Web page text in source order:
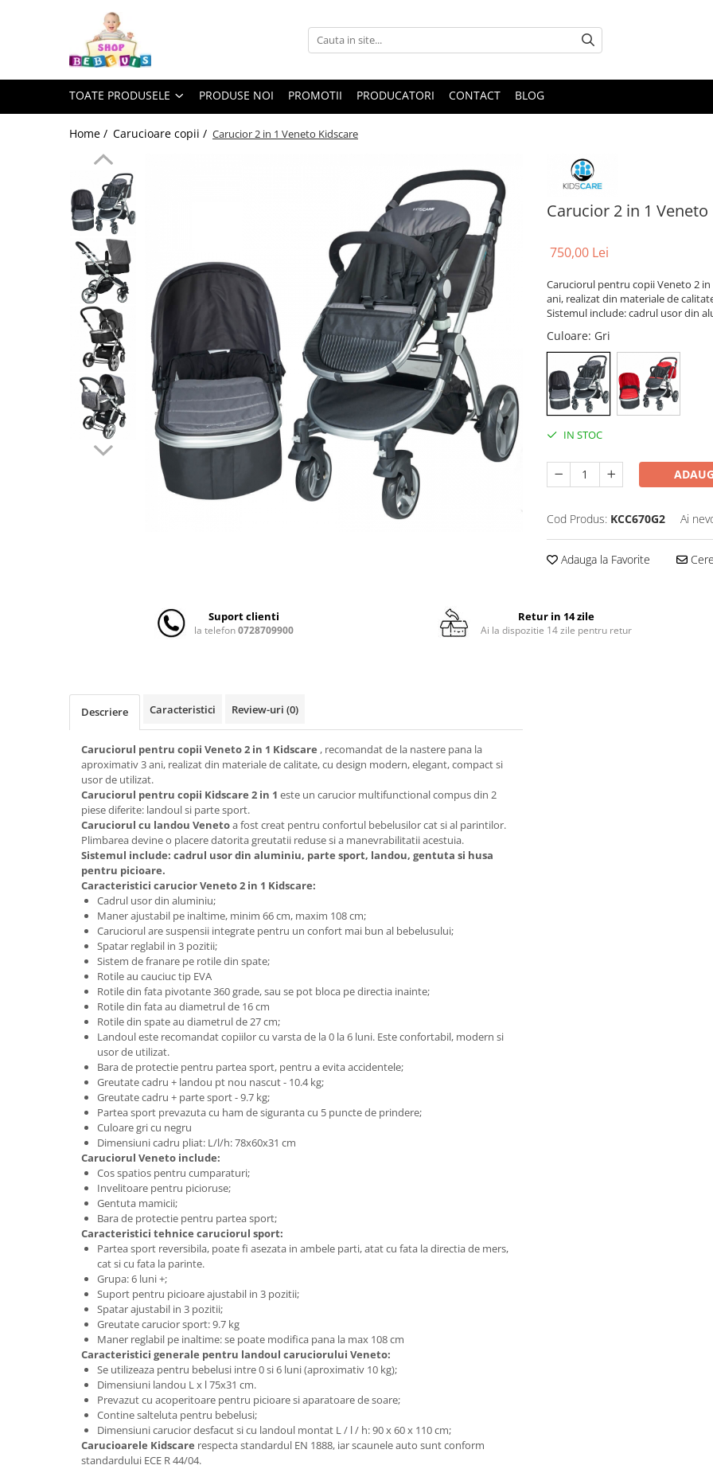
Toate Produsele
Carucioare copii 2in1
Carucioare copii 3in1
Carucioare gemeni
Accesorii carucioare copii
Genti mamici
Huse ploaie si antiinsecte
Saci si invelitoare
Umbrele carucioare
Accesorii diverse carucioare
Landouri pentru bebelusi
Scaune auto copii
Camera copilului
Patuturi copii
Patuturi lemn pana la 120 x 60 cm
Patuturi lemn 140 x 70 cm
Lenjerii patut 120 x 60 cm
Lenjerii patut 140 x 70 cm
Baldachin patut
Perne copii si mamici
Protectii saltea
Comode copii
Bariere de protectie pat
Porti de siguranta
Dulap si cutii jucarii
Sac de dormit copii
Leagane & balansoare & sezlonguri
Covorase de joaca
Carusele patut
Lampi de veghe
Mobilier Birou
Saltele de infasat
Scaun masa copii
Biciclete copii cu roti 10 inch (2-4
Biciclete copii cu roti 12 inch (3-6
Biciclete copii cu roti 14 inch (3-7
Biciclete copii cu roti 16 inch (4-9
Biciclete copii cu roti 20 inch
Biciclete cu roti 24 inch
Biciclete cu roti 26 inch
Biciclete cu roti 27 inch
Triciclete copii si adulti
Trotinete copii si adulti
TOATE PRODUSELE PRODUSE NOI PROMOTII PRODUCATORI CONTACT BLOG
Home / Carucioare copii / Carucior 2 in 1 Veneto Kidscare
Carucior 2 in 1
750,00 Lei
Caruciorul pentru copii Veneto 2
ani, realizat din materiale de
Sistemul include: cadrul usor din
Culoare: Gri
IN STOC
Cod Produs: KCC670G2 Ai
Adauga la Favorite
Suport clienti
la telefon0728709900
Retur in 14 zile
Ai la dispozitie 14 zile pentru retur
Descriere Caracteristici Review-uri (0)
Caruciorul pentru copii Veneto 2 in 1 Kidscare , recomandat de la nastere pana la
aproximativ 3 ani, realizat din materiale de calitate, cu design modern, elegant, compact si
usor de utilizat.
Caruciorul pentru copii Kidscare 2 in 1 este un carucior multifunctional compus din 2
piese diferite: landoul si parte sport.
Caruciorul cu landou Venetoa fost creat pentru confortul bebelusilor cat si al parintilor.
Plimbarea devine o placere datorita greutatii reduse si a manevrabilitatii acestuia.
Sistemul include: cadrul usor din aluminiu, parte sport, landou, gentuta si husa
pentru picioare.
Caracteristici carucior Veneto 2 in 1 Kidscare:
Cadrul usor din aluminiu;
Maner ajustabil pe inaltime, minim 66 cm, maxim 108 cm;
Caruciorul are suspensii integrate pentru un confort mai bun al bebelusului;
Spatar reglabil in 3 pozitii;
Sistem de franare pe rotile din spate;
Rotile au cauciuc tip EVA
Rotile din fata pivotante 360 grade, sau se pot bloca pe directia inainte;
Rotile din fata au diametrul de 16 cm
Rotile din spate au diametrul de 27 cm;
Landoul este recomandat copiilor cu varsta de la 0 la 6 luni. Este confortabil, modern si
usor de utilizat.
Bara de protectie pentru partea sport, pentru a evita accidentele;
Greutate cadru + landou pt nou nascut - 10.4 kg;
Greutate cadru + parte sport - 9.7 kg;
Partea sport prevazuta cu ham de siguranta cu 5 puncte de prindere;
Culoare gri cu negru
Dimensiuni cadru pliat: L/l/h: 78x60x31 cm
Caruciorul Veneto include:
Cos spatios pentru cumparaturi;
Invelitoare pentru picioruse;
Gentuta mamicii;
Bara de protectie pentru partea sport;
Caracteristici tehnice caruciorul sport:
Partea sport reversibila, poate fi asezata in ambele parti, atat cu fata la directia de mers,
cat si cu fata la parinte.
Grupa: 6 luni +;
Suport pentru picioare ajustabil in 3 pozitii;
Spatar ajustabil in 3 pozitii;
Greutate carucior sport: 9.7 kg
Maner reglabil pe inaltime: se poate modifica pana la max 108 cm
Caracteristici generale pentru landoul caruciorului Veneto:
Se utilizeaza pentru bebelusi intre 0 si 6 luni (aproximativ 10 kg);
Dimensiuni landou L x l 75x31 cm.
Prevazut cu acoperitoare pentru picioare si aparatoare de soare;
Contine salteluta pentru bebelusi;
Dimensiuni carucior desfacut si cu landoul montat L / l / h: 90 x 60 x 110 cm;
Carucioarele Kidscare respecta standardul EN 1888, iar scaunele auto sunt conform
standardului ECE R 44/04.